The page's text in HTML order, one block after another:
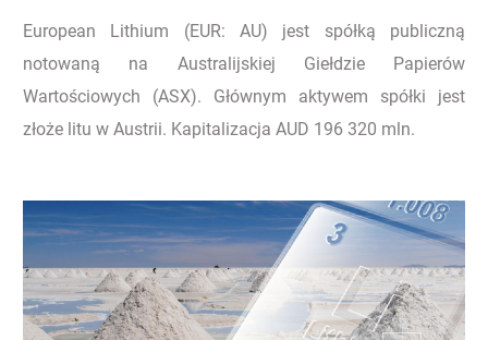
European Lithium (EUR: AU) jest spółką publiczną
notowaną na Australijskiej Giełdzie Papierów
Wartościowych (ASX). Głównym aktywem spółki jest
złoże litu w Austrii. Kapitalizacja AUD 196 320 mln.